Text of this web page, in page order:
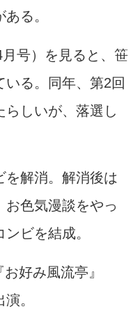
る。
号）を見ると、笹
る。同年、第2回
しいが、落選し
解消。解消後は
お色気漫談をやっ
ビを結成。
好み風流亭』
。